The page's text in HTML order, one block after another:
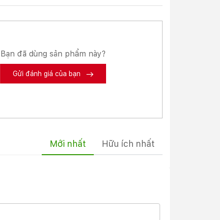
ưa
Bạn đã dùng sản phẩm này?
Gửi đánh giá của bạn
Mới nhất Hữu ích nhất